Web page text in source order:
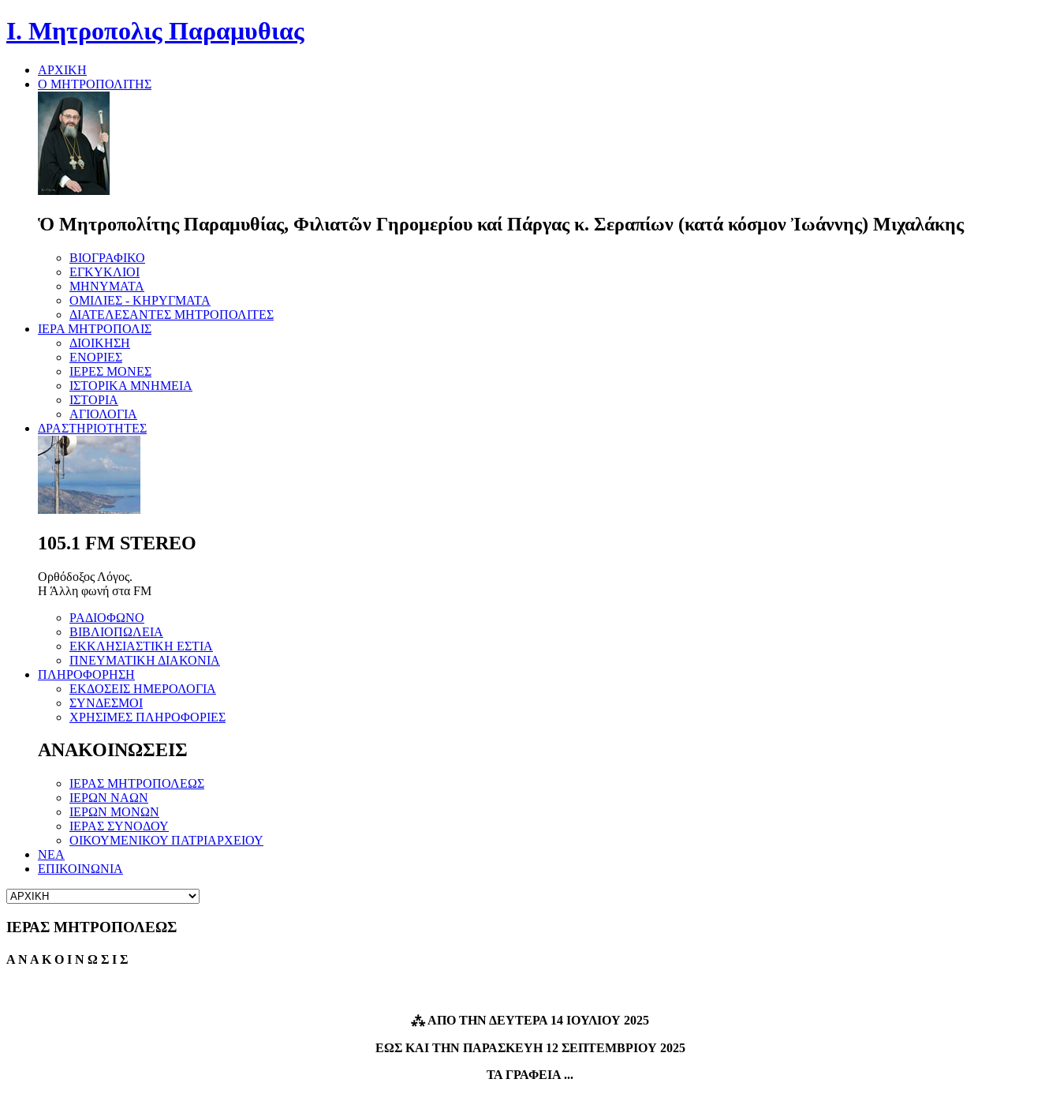
Ι. Μητροπολις Παραμυθιας
ΑΡΧΙΚΗ
Ο ΜΗΤΡΟΠΟΛΙΤΗΣ
Ὁ Μητροπολίτης Παραμυθίας, Φιλιατῶν Γηρομερίου καί Πάργας κ. Σεραπίων (κατά κόσμον Ἰωάννης) Μιχαλάκης
ΒΙΟΓΡΑΦΙΚΟ
ΕΓΚΥΚΛΙΟΙ
ΜΗΝΥΜΑΤΑ
ΟΜΙΛΙΕΣ - ΚΗΡΥΓΜΑΤΑ
ΔΙΑΤΕΛΕΣΑΝΤΕΣ ΜΗΤΡΟΠΟΛΙΤΕΣ
ΙΕΡΑ ΜΗΤΡΟΠΟΛΙΣ
ΔΙΟΙΚΗΣΗ
ΕΝΟΡΙΕΣ
ΙΕΡΕΣ ΜΟΝΕΣ
ΙΣΤΟΡΙΚΑ ΜΝΗΜΕΙΑ
ΙΣΤΟΡΙΑ
ΑΓΙΟΛΟΓΙΑ
ΔΡΑΣΤΗΡΙΟΤΗΤΕΣ
105.1 FM STEREO
Ορθόδοξος Λόγος.
Η Άλλη φωνή στα FM
ΡΑΔΙΟΦΩΝΟ
ΒΙΒΛΙΟΠΩΛΕΙΑ
ΕΚΚΛΗΣΙΑΣΤΙΚΗ ΕΣΤΙΑ
ΠΝΕΥΜΑΤΙΚΗ ΔΙΑΚΟΝΙΑ
ΠΛΗΡΟΦΟΡΗΣΗ
ΕΚΔΟΣΕΙΣ ΗΜΕΡΟΛΟΓΙΑ
ΣΥΝΔΕΣΜΟΙ
ΧΡΗΣΙΜΕΣ ΠΛΗΡΟΦΟΡΙΕΣ
ΑΝΑΚΟΙΝΩΣΕΙΣ
ΙΕΡΑΣ ΜΗΤΡΟΠΟΛΕΩΣ
ΙΕΡΩΝ ΝΑΩΝ
ΙΕΡΩΝ ΜΟΝΩΝ
ΙΕΡΑΣ ΣΥΝΟΔΟΥ
ΟΙΚΟΥΜΕΝΙΚΟΥ ΠΑΤΡΙΑΡΧΕΙΟΥ
ΝΕΑ
ΕΠΙΚΟΙΝΩΝΙΑ
ΙΕΡΑΣ ΜΗΤΡΟΠΟΛΕΩΣ
Α Ν Α Κ Ο Ι Ν Ω Σ Ι Σ
⁂ΑΠΟ ΤΗΝ ΔΕΥΤΕΡΑ 14 ΙΟΥΛΙΟΥ 2025
ΕΩΣ ΚΑΙ ΤΗΝ ΠΑΡΑΣΚΕΥΗ 12 ΣΕΠΤΕΜΒΡΙΟΥ 2025
ΤΑ ΓΡΑΦΕΙΑ ...